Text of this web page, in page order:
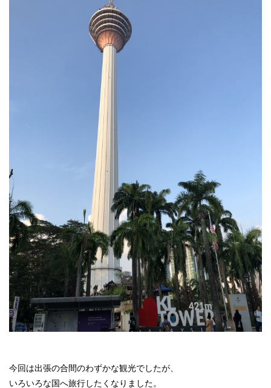
今回は出張の合間のわずかな観光でしたが、
いろいろな国へ旅行したくなりました。